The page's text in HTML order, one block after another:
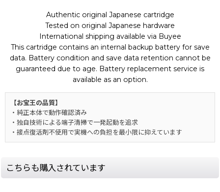
Authentic original Japanese cartridge
Tested on original Japanese hardware
International shipping available via Buyee
This cartridge contains an internal backup battery for save
data. Battery condition and save data retention cannot be
guaranteed due to age. Battery replacement service is
available as an option.
【お宝王の品質】
・純正本体で動作確認済み
・独自技術による端子清掃で一発起動を追求
・接点復活剤不使用で実機への負担を最小限に抑えています
こちらも購入されています